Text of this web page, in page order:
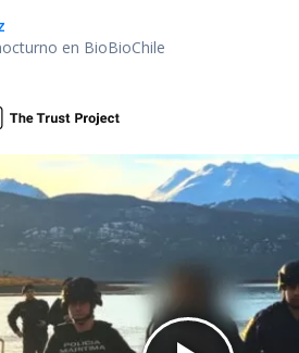
en BioBioChile